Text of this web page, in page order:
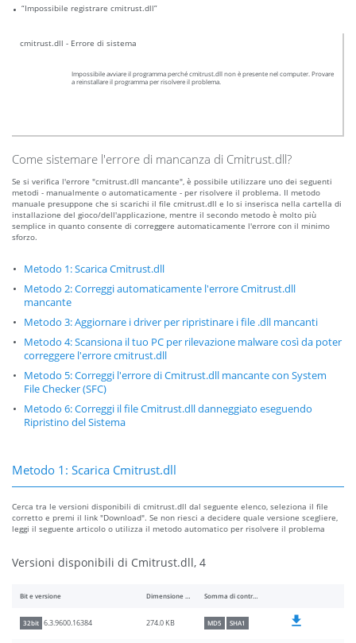
“Impossibile registrare cmitrust.dll”
cmitrust.dll - Errore di sistema
Impossibile avviare il programma perché cmitrust.dll non è presente nel computer. Provare
a reinstallare il programma per risolvere il problema.
Come sistemare l'errore di mancanza di Cmitrust.dll?
Se si verifica l'errore "cmitrust.dll mancante", è possibile utilizzare uno dei seguenti
metodi - manualmente o automaticamente - per risolvere il problema. Il metodo
manuale presuppone che si scarichi il file cmitrust.dll e lo si inserisca nella cartella di
installazione del gioco/dell'applicazione, mentre il secondo metodo è molto più
semplice in quanto consente di correggere automaticamente l'errore con il minimo
sforzo.
Metodo 1: Scarica Cmitrust.dll
Metodo 2: Correggi automaticamente l'errore Cmitrust.dll
mancante
Metodo 3: Aggiornare i driver per ripristinare i file .dll mancanti
Metodo 4: Scansiona il tuo PC per rilevazione malware così da poter
correggere l'errore cmitrust.dll
Metodo 5: Correggi l'errore di Cmitrust.dll mancante con System
File Checker (SFC)
Metodo 6: Correggi il file Cmitrust.dll danneggiato eseguendo
Ripristino del Sistema
Metodo 1: Scarica Cmitrust.dll
Cerca tra le versioni disponibili di cmitrust.dll dal seguente elenco, seleziona il file
corretto e premi il link "Download". Se non riesci a decidere quale versione scegliere,
leggi il seguente articolo o utilizza il metodo automatico per risolvere il problema
Versioni disponibili di Cmitrust.dll, 4
Bit e versione Dimensione del file Somma di controllo
32bit 6.3.9600.16384 274.0 KB MD5 SHA1